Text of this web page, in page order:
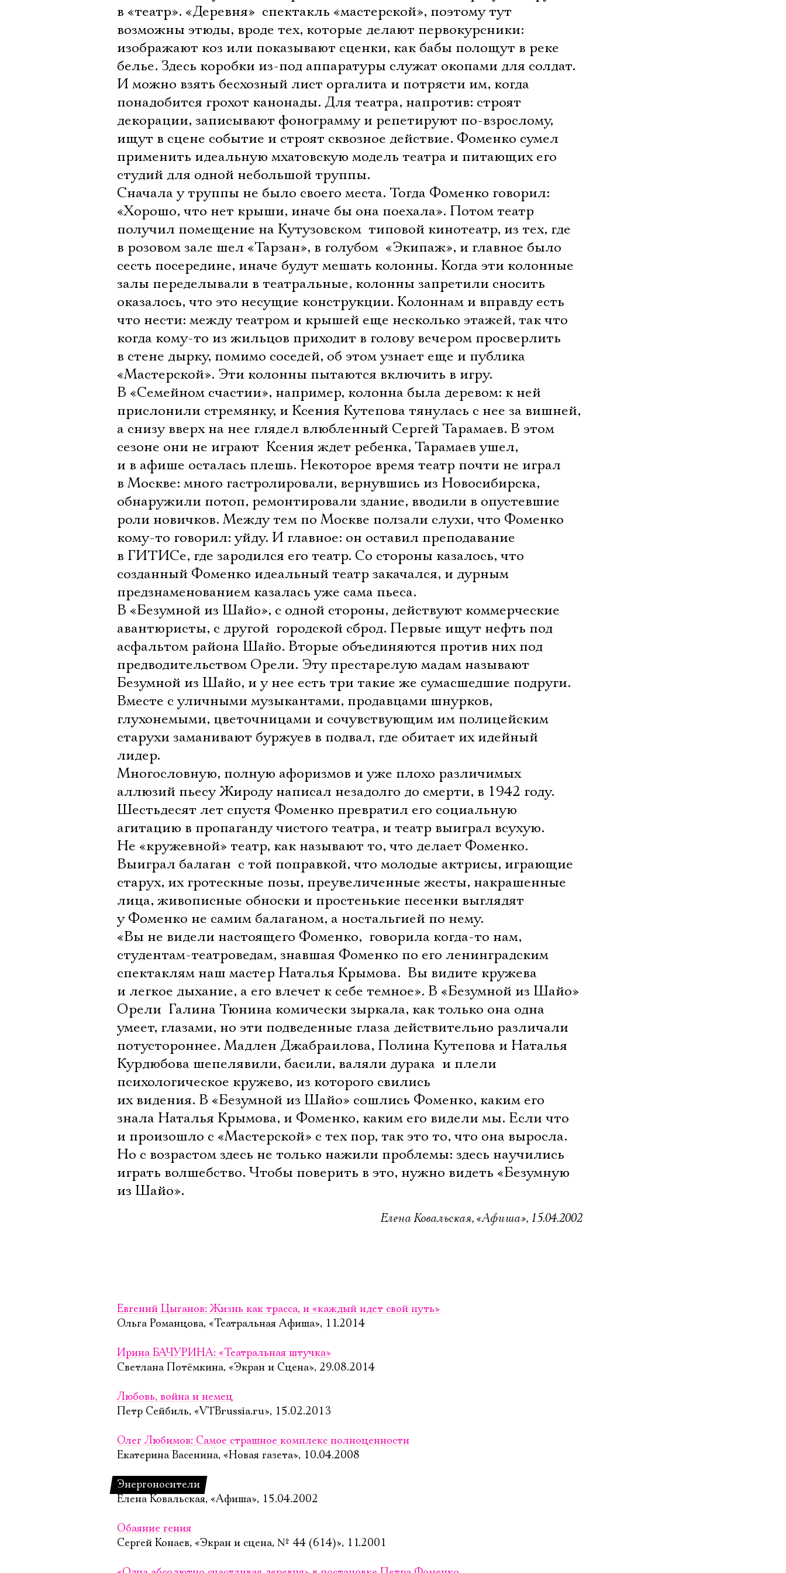
в «театр». «Деревня»  спектакль «мастерской», поэтому тут
возможны этюды, вроде тех, которые делают первокурсники:
изображают коз или показывают сценки, как бабы полощут в реке
белье. Здесь коробки из-под аппаратуры служат окопами для солдат.
И можно взять бесхозный лист оргалита и потрясти им, когда
понадобится грохот канонады. Для театра, напротив: строят
декорации, записывают фонограмму и репетируют по-взрослому,
ищут в сцене событие и строят сквозное действие. Фоменко сумел
применить идеальную мхатовскую модель театра и питающих его
студий для одной небольшой труппы.
Сначала у труппы не было своего места. Тогда Фоменко говорил:
«Хорошо, что нет крыши, иначе бы она поехала». Потом театр
получил помещение на Кутузовском  типовой кинотеатр, из тех, где
в розовом зале шел «Тарзан», в голубом  «Экипаж», и главное было 
сесть посередине, иначе будут мешать колонны. Когда эти колонные
залы переделывали в театральные, колонны запретили сносить 
оказалось, что это несущие конструкции. Колоннам и вправду есть
что нести: между театром и крышей еще несколько этажей, так что
когда кому-то из жильцов приходит в голову вечером просверлить
в стене дырку, помимо соседей, об этом узнает еще и публика
«Мастерской». Эти колонны пытаются включить в игру.
В «Семейном счастии», например, колонна была деревом: к ней
прислонили стремянку, и Ксения Кутепова тянулась с нее за вишней,
а снизу вверх на нее глядел влюбленный Сергей Тарамаев. В этом
сезоне они не играют  Ксения ждет ребенка, Тарамаев ушел,
и в афише осталась плешь. Некоторое время театр почти не играл
в Москве: много гастролировали, вернувшись из Новосибирска,
обнаружили потоп, ремонтировали здание, вводили в опустевшие
роли новичков. Между тем по Москве ползали слухи, что Фоменко
кому-то говорил: уйду. И главное: он оставил преподавание
в ГИТИСе, где зародился его театр. Со стороны казалось, что
созданный Фоменко идеальный театр закачался, и дурным
предзнаменованием казалась уже сама пьеса.
В «Безумной из Шайо», с одной стороны, действуют коммерческие
авантюристы, с другой  городской сброд. Первые ищут нефть под
асфальтом района Шайо. Вторые объединяются против них под
предводительством Орели. Эту престарелую мадам называют
Безумной из Шайо, и у нее есть три такие же сумасшедшие подруги.
Вместе с уличными музыкантами, продавцами шнурков,
глухонемыми, цветочницами и сочувствующим им полицейским
старухи заманивают буржуев в подвал, где обитает их идейный
лидер.
Многословную, полную афоризмов и уже плохо различимых
аллюзий пьесу Жироду написал незадолго до смерти, в 1942 году.
Шестьдесят лет спустя Фоменко превратил его социальную
агитацию в пропаганду чистого театра, и театр выиграл всухую.
Не «кружевной» театр, как называют то, что делает Фоменко.
Выиграл балаган  с той поправкой, что молодые актрисы, играющие
старух, их гротескные позы, преувеличенные жесты, накрашенные
лица, живописные обноски и простенькие песенки выглядят
у Фоменко не самим балаганом, а ностальгией по нему.
«Вы не видели настоящего Фоменко,  говорила когда-то нам,
студентам-театроведам, знавшая Фоменко по его ленинградским
спектаклям наш мастер Наталья Крымова.  Вы видите кружева
и легкое дыхание, а его влечет к себе темное». В «Безумной из Шайо»
Орели  Галина Тюнина комически зыркала, как только она одна
умеет, глазами, но эти подведенные глаза действительно различали
потустороннее. Мадлен Джабраилова, Полина Кутепова и Наталья
Курдюбова шепелявили, басили, валяли дурака  и плели
психологическое кружево, из которого свились
их видения. В «Безумной из Шайо» сошлись Фоменко, каким его
знала Наталья Крымова, и Фоменко, каким его видели мы. Если что
и произошло с «Мастерской» с тех пор, так это то, что она выросла.
Но с возрастом здесь не только нажили проблемы: здесь научились
играть волшебство. Чтобы поверить в это, нужно видеть «Безумную
из Шайо».
Елена Ковальская, «Афиша», 15.04.2002
Евгений Цыганов: Жизнь как трасса, и «каждый идет свой путь»
Ольга Романцова, «Театральная Афиша», 11.2014
Ирина БАЧУРИНА: «Театральная штучка»
Светлана Потёмкина, «Экран и Сцена», 29.08.2014
Любовь, война и немец
Петр Сейбиль, «VTBrussia.ru», 15.02.2013
Олег Любимов: Самое страшное комплекс полноценности
Екатерина Васенина, «Новая газета», 10.04.2008
Энергоносители
Елена Ковальская, «Афиша», 15.04.2002
Обаяние гения
Сергей Конаев, «Экран и сцена, № 44 (614)», 11.2001
Электропочта
Ознакомиться